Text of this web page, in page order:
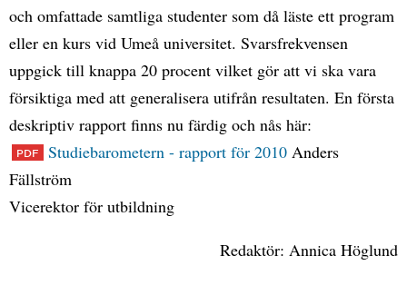
och omfattade samtliga studenter som då läste ett program
eller en kurs vid Umeå universitet. Svarsfrekvensen
uppgick till knappa 20 procent vilket gör att vi ska vara
försiktiga med att generalisera utifrån resultaten. En första
deskriptiv rapport finns nu färdig och nås här:
Studiebarometern - rapport för 2010 Anders
Fällström
Vicerektor för utbildning
Redaktör: Annica Höglund